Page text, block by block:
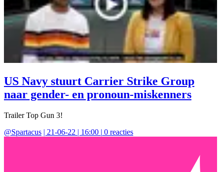
US Navy stuurt Carrier Strike Group
naar gender- en pronoun-miskenners
Trailer Top Gun 3!
@Spartacus | 21-06-22 | 16:00 | 0 reacties